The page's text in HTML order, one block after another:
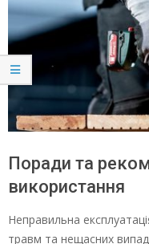
Поради та
використання
Неправильна
травм та нещасних